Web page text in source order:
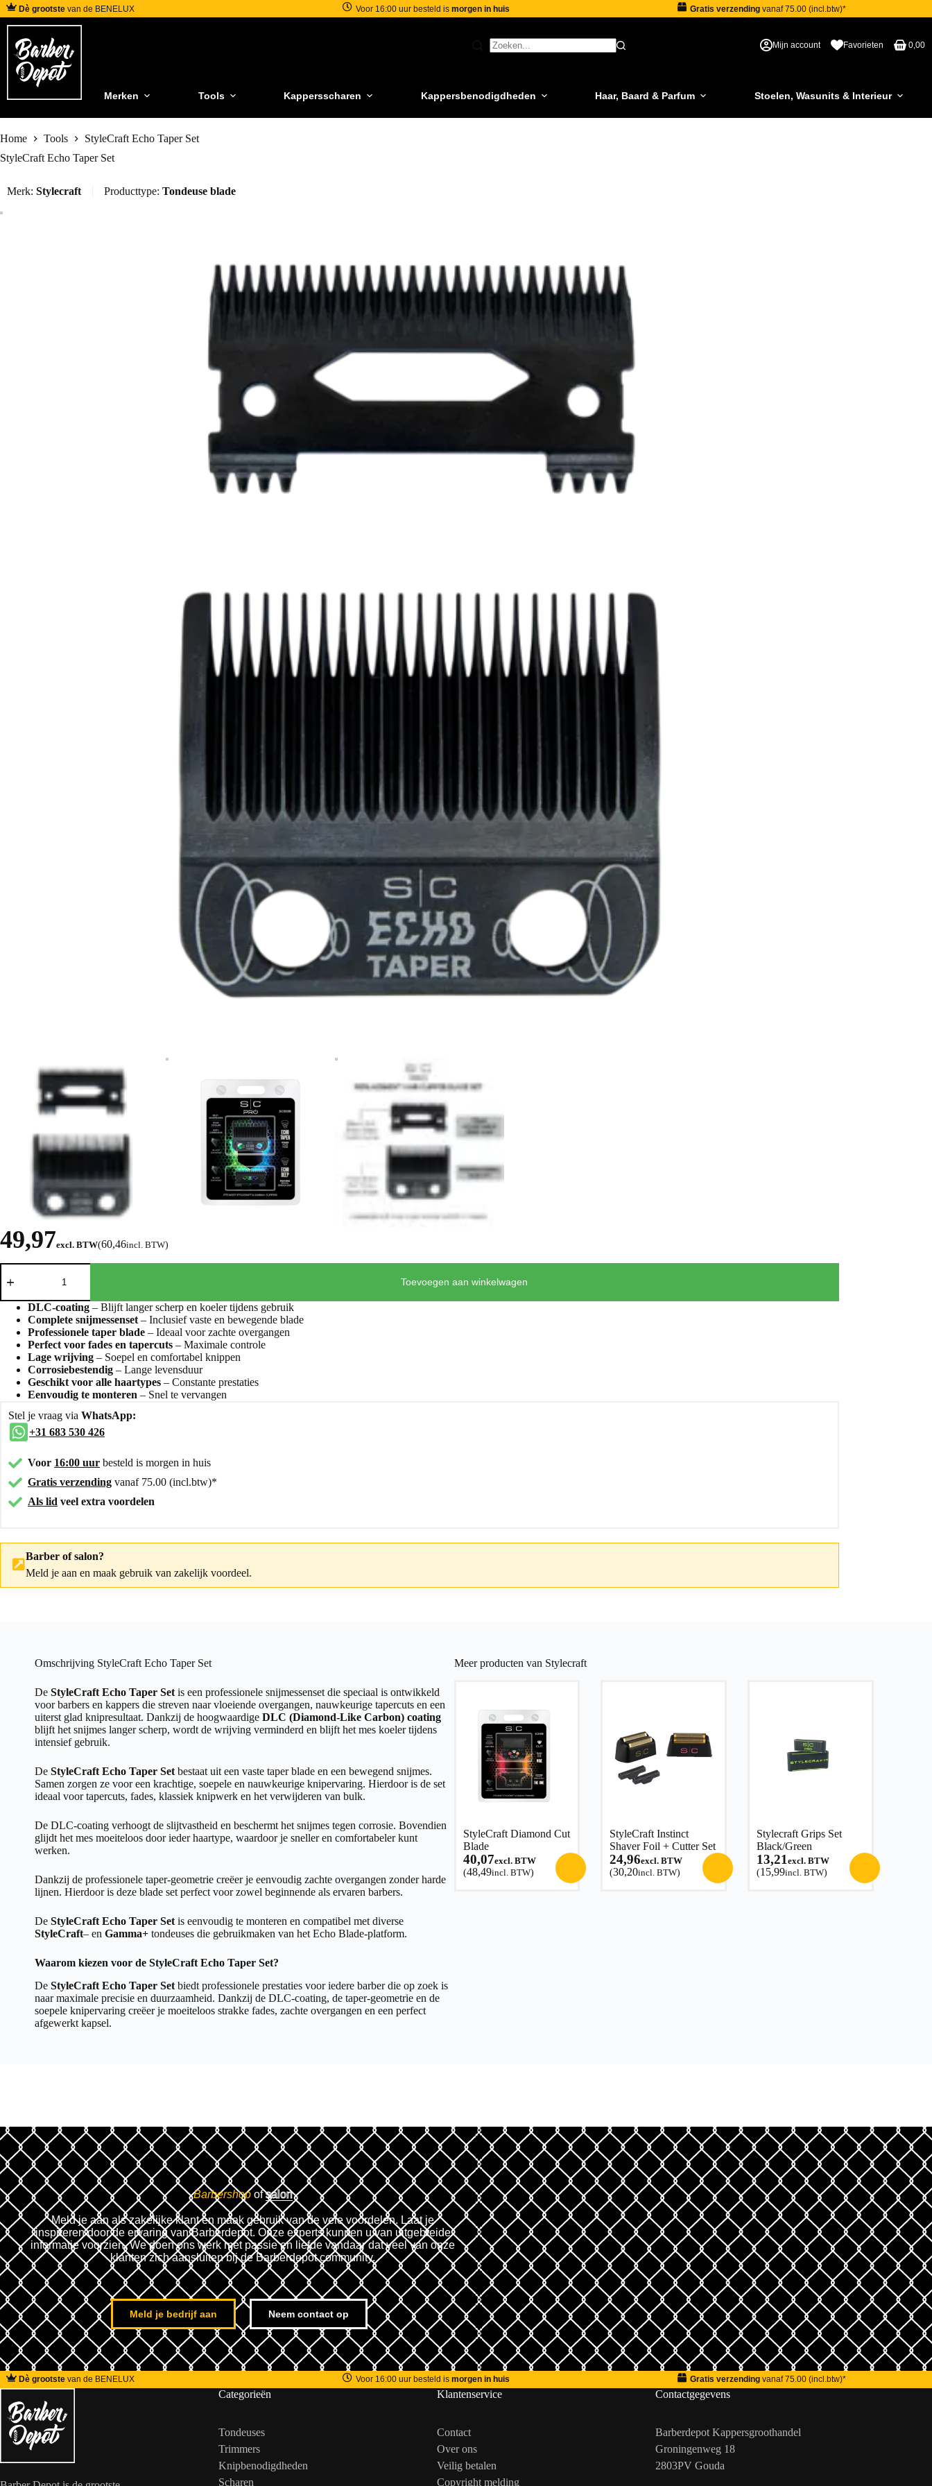
Dè grootste van de BENELUX Voor 16:00 uur besteld ismorgen in huis Gratis verzendingvanaf 75.00 (incl.btw)*
Mijn account Favorieten 0,00
Merken Tools Kappersscharen Kappersbenodigdheden Haar, Baard & Parfum Stoelen, Wasunits & Interieur
Home Tools
StyleCraft Echo Taper Set
StyleCraft Echo Taper Set
Merk: Stylecraft Producttype: Tondeuse blade
49,97excl. BTW(60,46incl. BTW)
Toevoegen aan winkelwagen
DLC-coating – Blijft langer scherp en koeler tijdens gebruik
Complete snijmessenset – Inclusief vaste en bewegende blade
Professionele taper blade – Ideaal voor zachte overgangen
Perfect voor fades en tapercuts – Maximale controle
Lage wrijving – Soepel en comfortabel knippen
Corrosiebestendig – Lange levensduur
Geschikt voor alle haartypes – Constante prestaties
Eenvoudig te monteren – Snel te vervangen
Stel je vraag via WhatsApp:
+31 683 530 426
Voor 16:00 uur besteld is morgen in huis
Gratis verzending vanaf 75.00 (incl.btw)*
Als lid veel extra voordelen
Barber of salon?
Meld je aan en maak gebruik van zakelijk voordeel.
Omschrijving StyleCraft Echo Taper Set
De StyleCraft Echo Taper Set is een professionele snijmessenset die speciaal is ontwikkeld
voor barbers en kappers die streven naar vloeiende overgangen, nauwkeurige tapercuts en een
uiterst glad knipresultaat. Dankzij de hoogwaardige DLC (Diamond-Like Carbon) coating
blijft het snijmes langer scherp, wordt de wrijving verminderd en blijft het mes koeler tijdens
intensief gebruik.
De StyleCraft Echo Taper Set bestaat uit een vaste taper blade en een bewegend snijmes.
Samen zorgen ze voor een krachtige, soepele en nauwkeurige knipervaring. Hierdoor is de set
ideaal voor tapercuts, fades, klassiek knipwerk en het verwijderen van bulk.
De DLC-coating verhoogt de slijtvastheid en beschermt het snijmes tegen corrosie. Bovendien
glijdt het mes moeiteloos door ieder haartype, waardoor je sneller en comfortabeler kunt
werken.
Dankzij de professionele taper-geometrie creëer je eenvoudig zachte overgangen zonder harde
lijnen. Hierdoor is deze blade set perfect voor zowel beginnende als ervaren barbers.
De StyleCraft Echo Taper Set is eenvoudig te monteren en compatibel met diverse
StyleCraft– en Gamma+ tondeuses die gebruikmaken van het Echo Blade-platform.
Waarom kiezen voor de StyleCraft Echo Taper Set?
De StyleCraft Echo Taper Set biedt professionele prestaties voor iedere barber die op zoek is
naar maximale precisie en duurzaamheid. Dankzij de DLC-coating, de taper-geometrie en de
soepele knipervaring creëer je moeiteloos strakke fades, zachte overgangen en een perfect
afgewerkt kapsel.
Meer producten van Stylecraft
StyleCraft Diamond Cut
Blade
40,07excl. BTW
(48,49incl. BTW)
StyleCraft Instinct
Shaver Foil + Cutter Set
24,96excl. BTW
(30,20incl. BTW)
Stylecraft Grips Set
Black/Green
13,21 excl. BTW
(15,99incl. BTW)
Barbershop of salon
Meld je aan als zakelijke klant en maak gebruik van de vele voordelen. Laat je
inspireren door de ervaring van Barberdepot. Onze experts kunnen u van uitgebreide
informatie voorzien. We doen ons werk met passie en liefde vandaar dat veel van onze
klanten zich aansluiten bij de Barberdepot community.
Meld je bedrijf aan Neem contact op
Dè grootste van de BENELUX Voor 16:00 uur besteld ismorgen in huis Gratis verzendingvanaf 75.00 (incl.btw)*
Categorieën
Tondeuses
Trimmers
Knipbenodigdheden
Scharen
Klantenservice
Contact
Over ons
Veilig betalen
Copyright melding
Contactgegevens
Barberdepot Kappersgroothandel
Groningenweg 18
2803PV Gouda